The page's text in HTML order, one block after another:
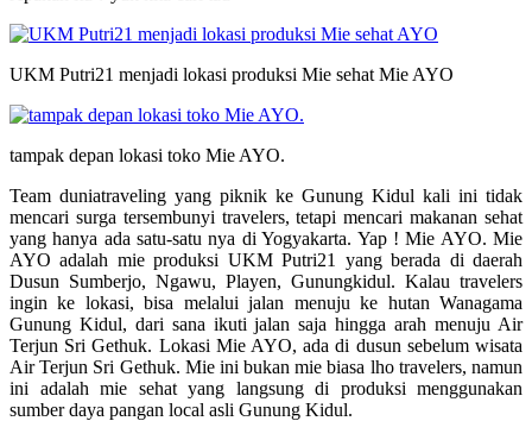
UKM Putri21 menjadi lokasi produksi Mie sehat Mie AYO
tampak depan lokasi toko Mie AYO.
Team duniatraveling yang piknik ke Gunung Kidul kali ini tidak
mencari surga tersembunyi travelers, tetapi mencari makanan sehat
yang hanya ada satu-satu nya di Yogyakarta. Yap ! Mie AYO. Mie
AYO adalah mie produksi UKM Putri21 yang berada di daerah
Dusun Sumberjo, Ngawu, Playen, Gunungkidul. Kalau travelers
ingin ke lokasi, bisa melalui jalan menuju ke hutan Wanagama
Gunung Kidul, dari sana ikuti jalan saja hingga arah menuju Air
Terjun Sri Gethuk. Lokasi Mie AYO, ada di dusun sebelum wisata
Air Terjun Sri Gethuk. Mie ini bukan mie biasa lho travelers, namun
ini adalah mie sehat yang langsung di produksi menggunakan
sumber daya pangan local asli Gunung Kidul.